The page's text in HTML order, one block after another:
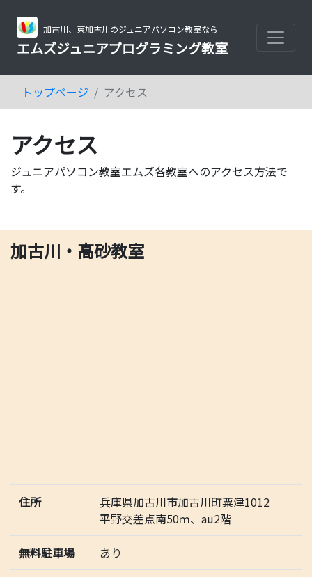
加古川、東加古川のジュニアパソコン教室なら
エムズジュニアプログラミング教室
トップページ アクセス
アクセス
ジュニアパソコン教室エムズ各教室へのアクセス方法で
す。
加古川・高砂教室
住所
兵庫県加古川市加古川町粟津1012
平野交差点南50ｍ、au2階
無料駐車場 あり